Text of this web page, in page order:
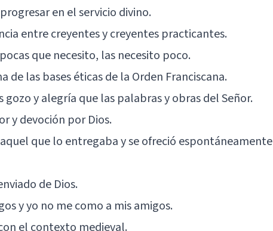
en el servicio divino.
entre creyentes y creyentes practicantes.
que necesito, las necesito poco.
de las bases éticas de la Orden Franciscana.
gozo y alegría que las palabras y obras del Señor.
y devoción por Dios.
que lo entregaba y se ofreció espontáneamente
de Dios.
y yo no me como a mis amigos.
el contexto medieval.